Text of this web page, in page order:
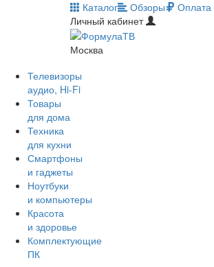
Каталог Обзоры Оплата
Личный кабинет
Москва
Телевизоры
аудио, Hi-Fi
Товары
для дома
Техника
для кухни
Смартфоны
и гаджеты
Ноутбуки
и компьютеры
Красота
и здоровье
Комплектующие
ПК